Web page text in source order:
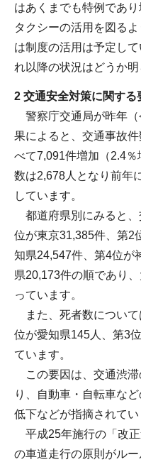
はあくまでも特例であ
タクシーの活用を図る
は制度の活用は予定し
れ以降の状況はどうか明
2 交通安全対策に関する
警察庁交通局が昨年（
果によると、交通事故
べて7,091件増加（2.4
数は2,678人となり前年
しています。
都道府県別にみると、
位が東京31,385件、第2
知県24,547件、第4位が
県20,173件の順であり
っています。
また、死者数について
位が愛知県145人、第3
ています。
この要因は、交通渋滞
り、自動車・自転車な
低下などが指摘されてい
平成25年施行の「改
の車道走行の原則がル